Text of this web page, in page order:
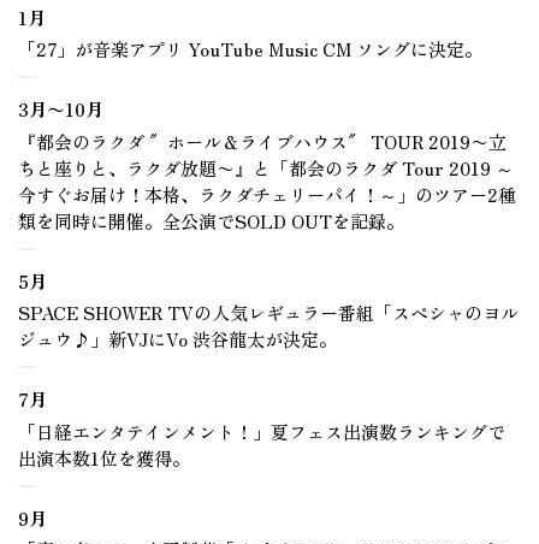
1月
「27」が音楽アプリ YouTube Music CM ソングに決定。
3月〜10月
『都会のラクダ ″ホール＆ライブハウス″ TOUR 2019〜立
ちと座りと、ラクダ放題〜』と「都会のラクダ Tour 2019 ～
今すぐお届け！本格、ラクダチェリーパイ！～」のツアー2種
類を同時に開催。全公演でSOLD OUTを記録。
5月
SPACE SHOWER TVの人気レギュラー番組「スペシャのヨル
ジュウ♪」新VJにVo 渋谷龍太が決定。
7月
「日経エンタテインメント！」夏フェス出演数ランキングで
出演本数1位を獲得。
9月